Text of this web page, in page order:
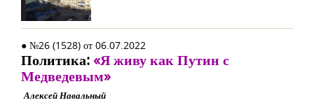
● №26 (1528) от 06.07.2022
Политика:«Я живу как Путин с
Медведевым»
Алексей Навальный